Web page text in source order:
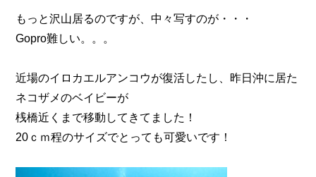
もっと沢山居るのですが、中々写すのが・・・
Gopro難しい。。。
近場のイロカエルアンコウが復活したし、昨日沖に居た
ネコザメのベイビーが
桟橋近くまで移動してきてました！
20ｃｍ程のサイズでとっても可愛いです！